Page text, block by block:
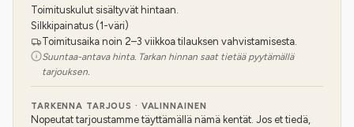
Toimituskulut sisältyvät hintaan.
Silkkipainatus (1-väri)
Toimitusaika noin 2–3 viikkoa tilauksen vahvistamisesta.
Suuntaa-antava hinta. Tarkan hinnan saat tietää pyytämällä
tarjouksen.
TARKENNA TARJOUS · VALINNAINEN
Nopeutat tarjoustamme täyttämällä nämä kentät. Jos et tiedä,